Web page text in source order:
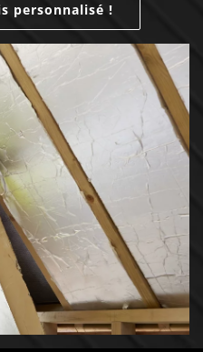
personnalisé !